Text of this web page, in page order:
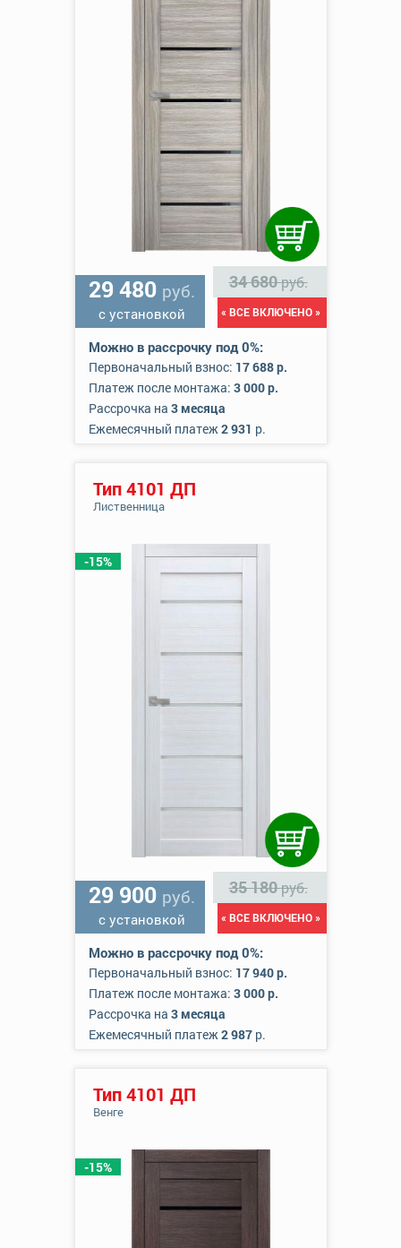
29 480 руб.
с установкой
34 680руб.
« ВСЕ ВКЛЮЧЕНО »
Можно в рассрочку под 0%:
Первоначальный взнос: 17 688 р.
Платеж после монтажа: 3 000 р.
Рассрочка на 3 месяца
Ежемесячный платеж2 931 р.
-15%
Тип 4101 ДП
Лиственница
29 900 руб.
с установкой
35 180руб.
« ВСЕ ВКЛЮЧЕНО »
Можно в рассрочку под 0%:
Первоначальный взнос: 17 940 р.
Платеж после монтажа: 3 000 р.
Рассрочка на 3 месяца
Ежемесячный платеж2 987р.
-15%
Тип 4101 ДП
Венге